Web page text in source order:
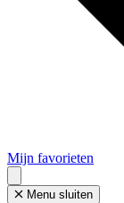
Mijn favorieten
Menu sluiten